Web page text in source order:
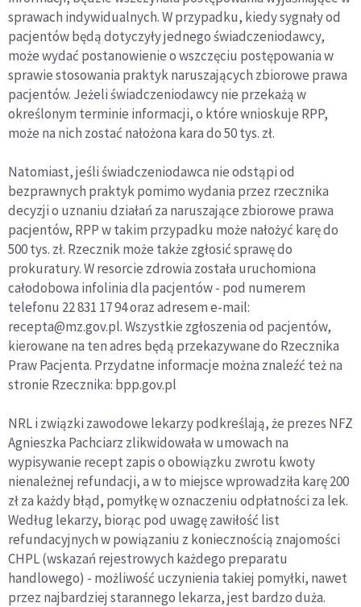
sprawach indywidualnych. W przypadku, kiedy sygnały od
pacjentów będą dotyczyły jednego świadczeniodawcy,
może wydać postanowienie o wszczęciu postępowania w
sprawie stosowania praktyk naruszających zbiorowe prawa
pacjentów. Jeżeli świadczeniodawcy nie przekażą w
określonym terminie informacji, o które wnioskuje RPP,
może na nich zostać nałożona kara do 50 tys. zł.
Natomiast, jeśli świadczeniodawca nie odstąpi od
bezprawnych praktyk pomimo wydania przez rzecznika
decyzji o uznaniu działań za naruszające zbiorowe prawa
pacjentów, RPP w takim przypadku może nałożyć karę do
500 tys. zł. Rzecznik może także zgłosić sprawę do
prokuratury. W resorcie zdrowia została uruchomiona
całodobowa infolinia dla pacjentów - pod numerem
telefonu 22 831 17 94 oraz adresem e-mail:
recepta@mz.gov.pl. Wszystkie zgłoszenia od pacjentów,
kierowane na ten adres będą przekazywane do Rzecznika
Praw Pacjenta. Przydatne informacje można znaleźć też na
stronie Rzecznika: bpp.gov.pl
NRL i związki zawodowe lekarzy podkreślają, że prezes NFZ
Agnieszka Pachciarz zlikwidowała w umowach na
wypisywanie recept zapis o obowiązku zwrotu kwoty
nienależnej refundacji, a w to miejsce wprowadziła karę 200
zł za każdy błąd, pomyłkę w oznaczeniu odpłatności za lek.
Według lekarzy, biorąc pod uwagę zawiłość list
refundacyjnych w powiązaniu z koniecznością znajomości
CHPL (wskazań rejestrowych każdego preparatu
handlowego) - możliwość uczynienia takiej pomyłki, nawet
przez najbardziej starannego lekarza, jest bardzo duża.